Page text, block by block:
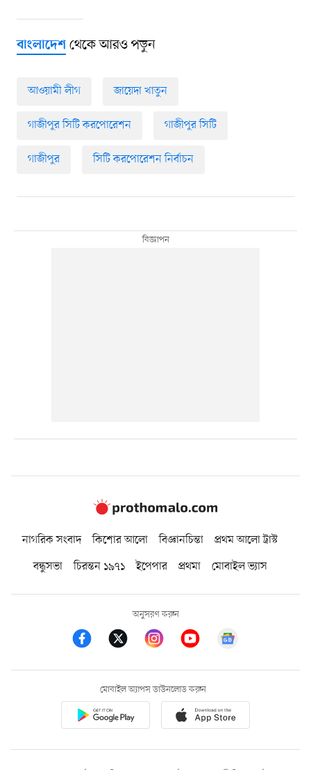
বাংলাদেশথেকে আরও পড়ুন
আওয়ামী লীগ জায়েদা খাতুন
গাজীপুর সিটি করপোরেশন গাজীপুর সিটি
গাজীপুর সিটি করপোরেশন নির্বাচন
নাগরিক সংবাদ কিশোর আলো বিজ্ঞানচিন্তা
প্রথম আলো ট্রাস্ট
বন্ধুসভা
চিরন্তন ১৯৭১ ইপেপার প্রথমা মোবাইল ভ্যাস
অনুসরণ করুন
মোবাইল অ্যাপস ডাউনলোড করুন